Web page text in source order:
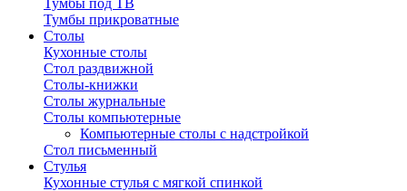
Тумбы под ТВ
Тумбы прикроватные
Столы
Кухонные столы
Стол раздвижной
Столы-книжки
Столы журнальные
Столы компьютерные
Компьютерные столы с надстройкой
Стол письменный
Стулья
Кухонные стулья с мягкой спинкой